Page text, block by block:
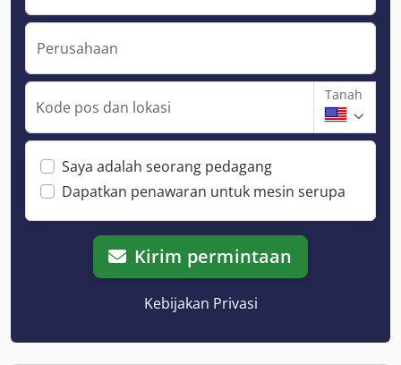
Perusahaan
Kode pos dan lokasi
Tanah
Saya adalah seorang pedagang
Dapatkan penawaran untuk mesin serupa
Kirim permintaan
Kebijakan Privasi